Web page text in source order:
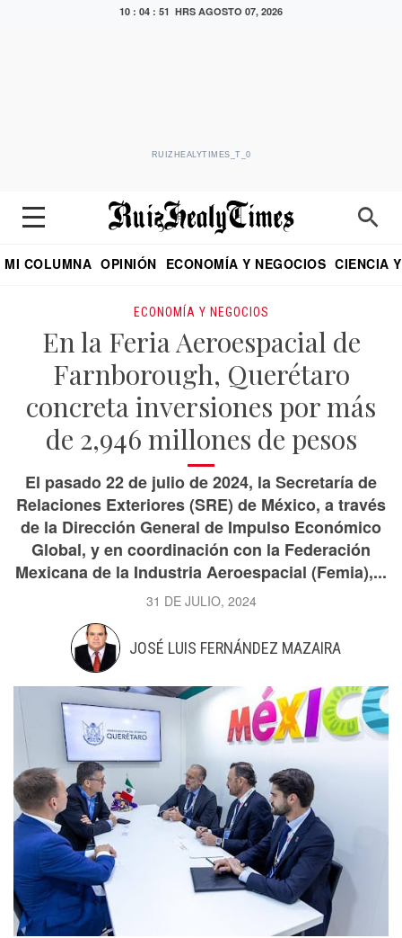
10 : 04 : 52 HRS AGOSTO 07, 2026
RUIZHEALYTIMES_T_0
MI COLUMNA OPINIÓN ECONOMÍA Y NEGOCIOS CIENCIA
ECONOMÍA Y NEGOCIOS
En la Feria Aeroespacial de
Farnborough, Querétaro
concreta inversiones por más
de 2,946 millones de pesos
El pasado 22 de julio de 2024, la Secretaría de
Relaciones Exteriores (SRE) de México, a través
de la Dirección General de Impulso Económico
Global, y en coordinación con la Federación
Mexicana de la Industria Aeroespacial (Femia),...
31 DE JULIO, 2024
JOSÉ LUIS FERNÁNDEZ MAZAIRA